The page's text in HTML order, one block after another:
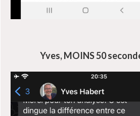
Yves, MOINS 50